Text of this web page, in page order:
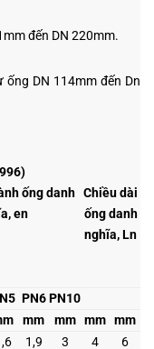
đến DN 220mm.
DN 114mm đến Dn
ống danh
en
Chiều dài
ống danh
nghĩa, Ln
PN6 PN10
mm mm mm mm
1,9 3 4
6